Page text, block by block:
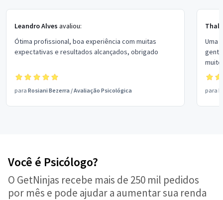
Leandro Alves avaliou:
Ótima profissional, boa experiência com muitas
expectativas e resultados alcançados, obrigado
para Rosiani Bezerra /Avaliação Psicológica
Uma
para
Você é Psicólogo?
O GetNinjas recebe mais de 250 mil pedidos
por mês e pode ajudar a aumentar sua renda